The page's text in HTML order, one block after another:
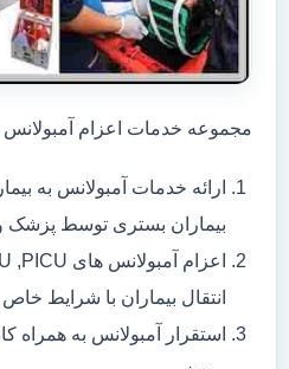
مجموعه خدمات اعزام آمبولانس
ارائه خدمات آمبولانس به
بیماران بستری توسط پزشک
انتقال بیماران با شرایط خاص
استقرار آمبولانس به همراه